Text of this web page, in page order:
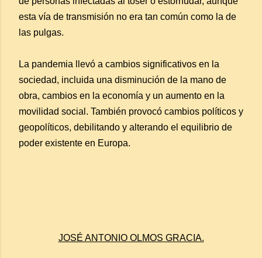
esta vía de transmisión no era tan común como la de
las pulgas.
La pandemia llevó a cambios significativos en la
sociedad, incluida una disminución de la mano de
obra, cambios en la economía y un aumento en la
movilidad social. También provocó cambios políticos y
geopolíticos, debilitando y alterando el equilibrio de
poder existente en Europa.
JOSÉ ANTONIO OLMOS GRACIA.